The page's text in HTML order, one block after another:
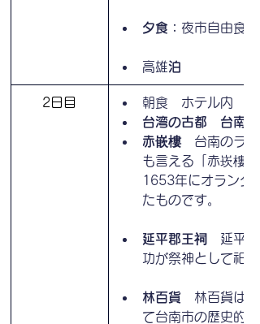
夕食： 夜市自由食
高雄泊
2日目
朝食　ホテル内
台湾の古都　台南観
赤嵌樓 台南のラン
も言える「赤崁樓」
1653年にオランダ
たものです。
延平郡王祠 延平
功が祭神として祀ら
林百貨 林百貨は
て台南市の歴史的・